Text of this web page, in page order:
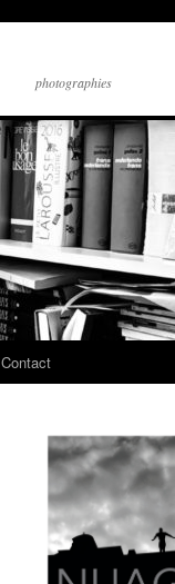
photographies
Contact